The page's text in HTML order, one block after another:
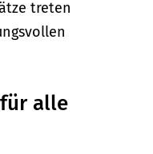
treten
alle